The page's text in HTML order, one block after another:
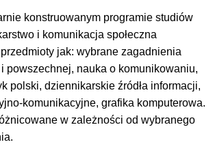
konstruowanym programie studiów
i komunikacja społeczna
jak: wybrane zagadnienia
powszechnej, nauka o komunikowaniu,
polski, dziennikarskie źródła informacji,
komunikacyjne, grafika komputerowa.
w zależności od wybranego